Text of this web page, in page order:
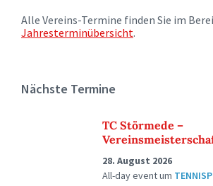
Alle Vereins-Termine finden Sie im
Jahresterminübersicht.
Nächste Termine
TC Störmede –
28. August 2026
All-day eventum